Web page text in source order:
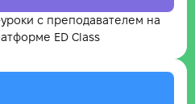
с преподавателем на
ED Class